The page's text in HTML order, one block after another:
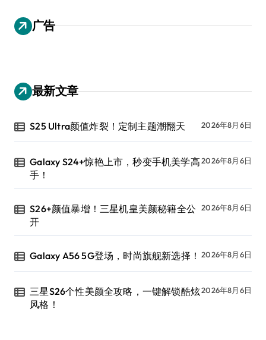
广告
最新文章
S25 Ultra颜值炸裂！定制主题潮翻天 2026年8月6日
Galaxy S24+惊艳上市，秒变手机美学高
手！
2026年8月6日
S26+颜值暴增！三星机皇美颜秘籍全公
开
2026年8月6日
Galaxy A56 5G登场，时尚旗舰新选择！ 2026年8月6日
三星S26个性美颜全攻略，一键解锁酷炫
风格！
2026年8月6日